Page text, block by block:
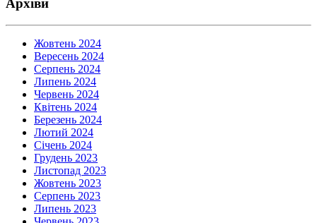
Архіви
Жовтень 2024
Вересень 2024
Серпень 2024
Липень 2024
Червень 2024
Квітень 2024
Березень 2024
Лютий 2024
Січень 2024
Грудень 2023
Листопад 2023
Жовтень 2023
Серпень 2023
Липень 2023